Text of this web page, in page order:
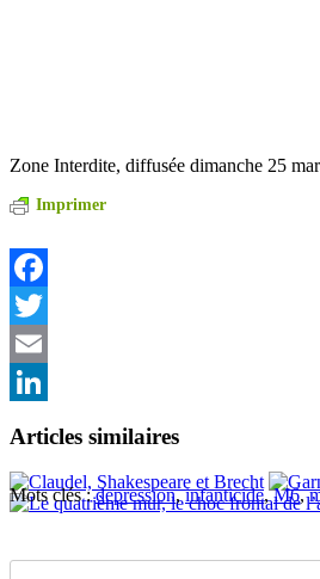
Zone Interdite, diffusée dimanche 25
Imprimer
Facebook
Twitter
Email
Articles similaires
Mots clés :depression,infanticide,M6,